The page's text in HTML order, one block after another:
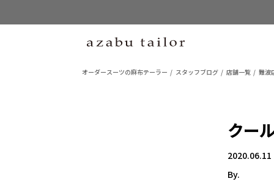
オーダースーツの麻布テーラー スタッフブログ 店舗一覧 難波
クー
2020.06.11
By.